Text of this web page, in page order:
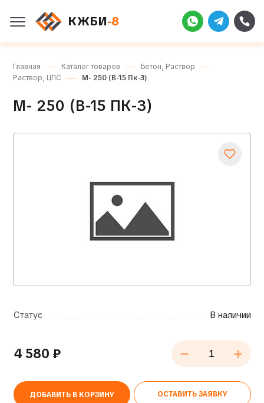
КЖБИ-8
Главная Каталог товаров
Бетон, Раствор
Раствор, ЦПС
М- 250 (В-15 Пк-3)
М- 250 (В-15 ПК-3)
Статус В наличии
4 580 ₽
ДОБАВИТЬ В КОРЗИНУ ОСТАВИТЬ ЗАЯВКУ